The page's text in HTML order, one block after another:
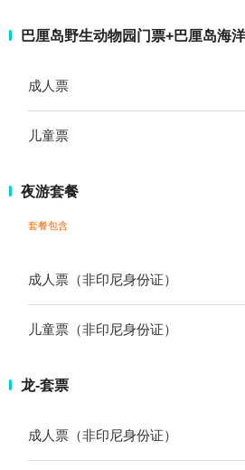
巴厘岛野生动物园门票+巴厘岛海
成人票
儿童票
夜游套餐
套餐包含
成人票（非印尼身份证）
儿童票（非印尼身份证）
龙-套票
成人票（非印尼身份证）